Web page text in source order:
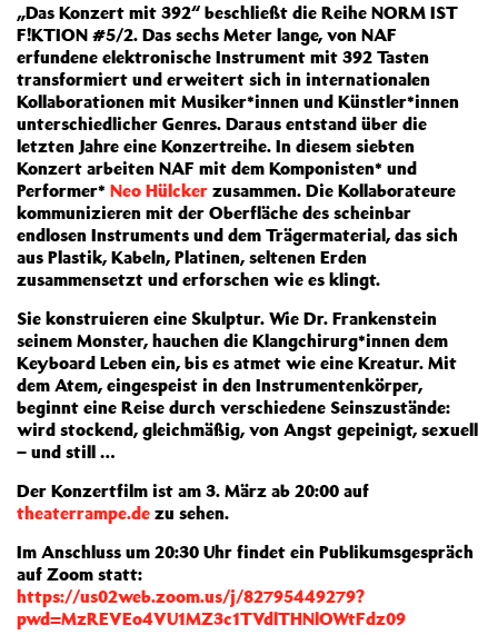
„Das Konzert mit 392“ beschließt die Reihe NORM IST
F!KTION #5/2. Das sechs Meter lange, von NAF
erfundene elektronische Instrument mit 392 Tasten
transformiert und erweitert sich in internationalen
Kollaborationen mit Musiker*innen und Künstler*innen
unterschiedlicher Genres. Daraus entstand über die
letzten Jahre eine Konzertreihe. In diesem siebten
Konzert arbeiten NAF mit dem Komponisten* und
Performer* Neo Hülcker zusammen. Die Kollaborateure
kommunizieren mit der Oberfläche des scheinbar
endlosen Instruments und dem Trägermaterial, das sich
aus Plastik, Kabeln, Platinen, seltenen Erden
zusammensetzt und erforschen wie es klingt.
Sie konstruieren eine Skulptur. Wie Dr. Frankenstein
seinem Monster, hauchen die Klangchirurg*innen dem
Keyboard Leben ein, bis es atmet wie eine Kreatur. Mit
dem Atem, eingespeist in den Instrumentenkörper,
beginnt eine Reise durch verschiedene Seinszustände:
wird stockend, gleichmäßig, von Angst gepeinigt, sexuell
– und still …
Der Konzertfilm ist am 3. März ab 20:00 auf
theaterrampe.de zu sehen.
Im Anschluss um 20:30 Uhr findet ein Publikumsgespräch
auf Zoom statt:
https://us02web.zoom.us/j/82795449279?
pwd=MzREVEo4VU1MZ3c1TVdlTHNlOWtFdz09